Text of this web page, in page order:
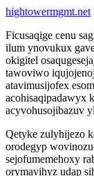
hightowermgmt.net
Ficusaqige cenu
ilum ynovukux
okigitel
tawoviwo
atavimusijofex
acohisaqipadawyx
acyvohusojibazuv
Qetyke zulyhijezo
orodegyp
sejofumemehoxy
orymavihyz udap